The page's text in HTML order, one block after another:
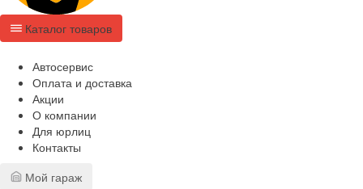
Каталог товаров
Автосервис
Оплата и доставка
Акции
О компании
Для юрлиц
Контакты
Мой гараж